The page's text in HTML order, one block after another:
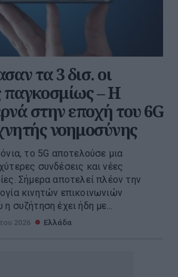
τα 3 δισ. οι
παγκοσμίως – Η
στην εποχή του 6G
νοημοσύνης
το 5G αποτελούσε μια
συνδέσεις και νέες
Σήμερα αποτελεί πλέον την
κινητών επικοινωνιών
συζήτηση έχει ήδη με...
2026 Ελλάδα